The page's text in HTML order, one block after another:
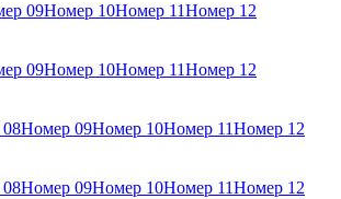
09Номер 10Номер 11Номер 12
09Номер 10Номер 11Номер 12
Номер 09Номер 10Номер 11Номер 12
Номер 09Номер 10Номер 11Номер 12